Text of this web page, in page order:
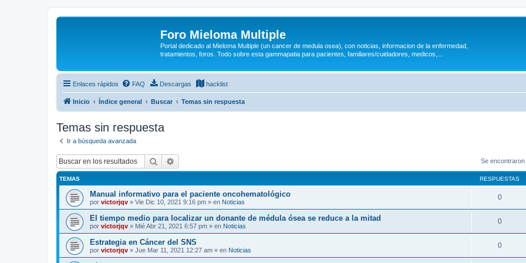
Foro Mieloma Multiple
Portal dedicado al Mieloma Multiple (un cancer de medula osea), con noticias, informacion de la enfermedad,
tratamientos, foros. Todo sobre esta gammapatia para pacientes, familiares/cuidadores, medicos,...
Enlaces rápidos FAQ Descargas hacklist
Inicio Índice general Buscar Temas sin respuesta
Temas sin respuesta
Ir a búsqueda avanzada
Buscar Se
TEMAS RESPUESTAS
Manual informativo para el paciente oncohematológico
por victorjqv » Vie Dic 10, 2021 9:16 pm » en Noticias
0
El tiempo medio para localizar un donante de médula ósea se reduce a la mitad
por victorjqv » Mié Abr 21, 2021 6:57 pm » en Noticias
0
Estrategia en Cáncer del SNS
por victorjqv » Jue Mar 11, 2021 12:27 am » en Noticias
0